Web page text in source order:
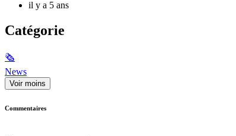
il y a 5 ans
Catégorie
🗞
News
Voir moins
Commentaires